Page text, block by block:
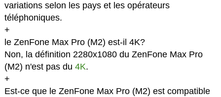
variations selon les pays et les opérateurs
téléphoniques.
+
le ZenFone Max Pro (M2) est-il 4K?
Non, la définition 2280x1080 du ZenFone Max Pro
(M2) n'est pas du 4K.
+
Est-ce que le ZenFone Max Pro (M2) est compatible